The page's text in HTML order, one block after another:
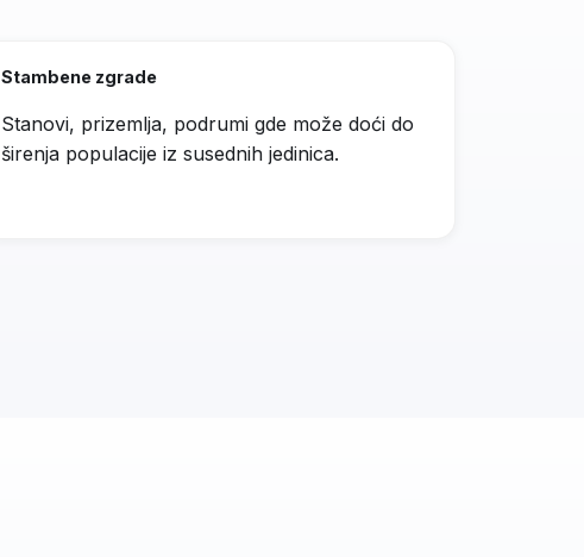
Stambene zgrade
Stanovi, prizemlja, podrumi gde može doći do
širenja populacije iz susednih jedinica.